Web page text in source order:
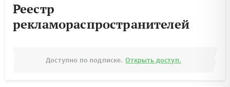
Реестр
рекламораспространителей
Доступно по подписке. Открыть доступ.